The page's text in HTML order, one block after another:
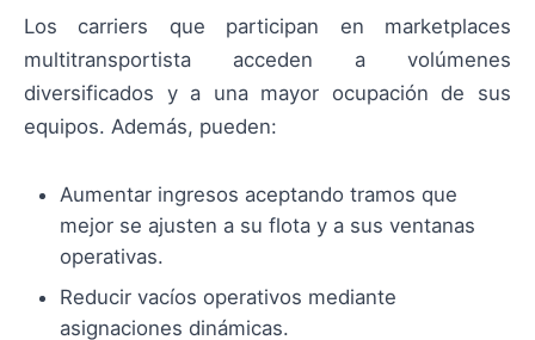
Los carriers que participan en marketplaces
multitransportista acceden a volúmenes
diversificados y a una mayor ocupación de sus
equipos. Además, pueden:
Aumentar ingresos aceptando tramos que
mejor se ajusten a su flota y a sus ventanas
operativas.
Reducir vacíos operativos mediante
asignaciones dinámicas.